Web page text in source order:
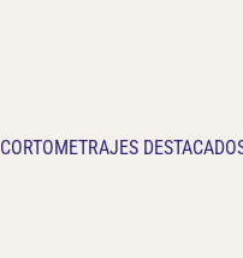
CORTOMETRAJES